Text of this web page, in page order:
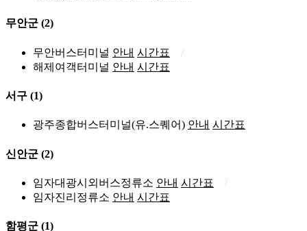
무안군 (2)
무안버스터미널 안내 시간표
해제여객터미널 안내 시간표
서구 (1)
광주종합버스터미널(유.스퀘어) 안내 시간표
신안군 (2)
임자대광시외버스정류소 안내 시간표
임자진리정류소 안내 시간표
함평군 (1)